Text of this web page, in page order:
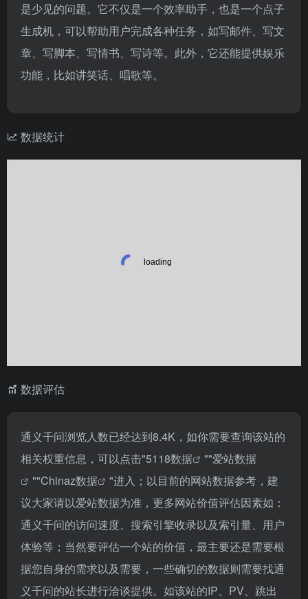
是少见的问题。它不仅是一个效率助手，也是一个点子
生成机，可以帮助用户完成各种任务，如写邮件、写文
章、写脚本、写情书、写诗等。此外，它还能提供娱乐
功能，比如讲笑话、唱歌等。
数据统计
数据评估
通义千问浏览人数已经达到8.4K，如你需要查询该站的
相关权重信息，可以点击"5118数据 ""爱站数据
""Chinaz数据
"进入；以目前的网站数据参考，建
议大家请以爱站数据为准，更多网站价值评估因素如：
通义千问的访问速度、搜索引擎收录以及索引量、用户
体验等；当然要评估一个站的价值，最主要还是需要根
据您自身的需求以及需要，一些确切的数据则需要找通
义千问的站长进行洽谈提供。如该站的IP、PV、跳出